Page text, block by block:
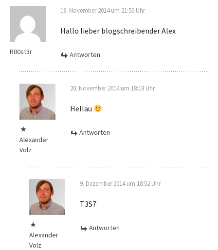
R00st3r
19. November 2014 um 21:50 Uhr
Hallo lieber blogschreibender Alex
Antworten
Alexander
Volz
20. November 2014 um 18:18 Uhr
Hellau
Antworten
Alexander
Volz
9. Dezember 2014 um 18:52 Uhr
T3S7
Antworten